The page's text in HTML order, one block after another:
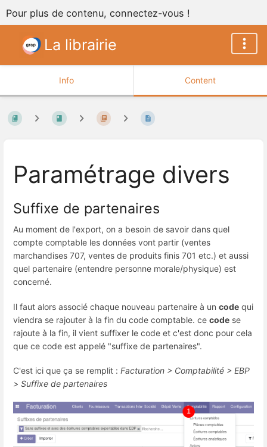
Pour plus de contenu, connectez-vous !
La librairie
Info Content
Paramétrage divers
Suffixe de partenaires
Au moment de l'export, on a besoin de savoir dans quel
compte comptable les données vont partir (ventes
marchandises 707, ventes de produits finis 701 etc.) et aussi
quel partenaire (entendre personne morale/physique) est
concerné.
Il faut alors associé chaque nouveau partenaire à un code qui
viendra se rajouter à la fin du code comptable. ce code se
rajoute à la fin, il vient suffixer le code et c'est donc pour cela
que ce code est appelé "suffixe de partenaires".
C'est ici que ça se remplit : Facturation > Comptabilité > EBP
> Suffixe de partenaires